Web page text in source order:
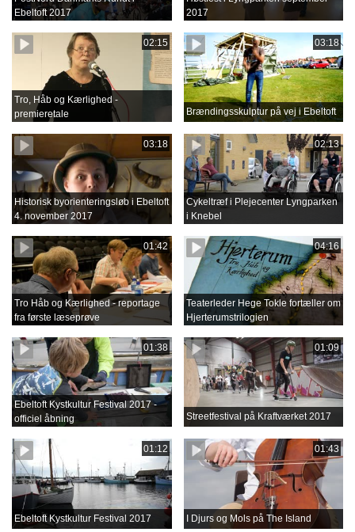
Ebeltoft 2017
2017
02:15
Tro, Håb og Kærlighed -
premieretale
03:18
Brændingsskulptur på vej i Ebeltoft
03:18
Historisk byorienteringsløb i Ebeltoft
4. november 2017
02:13
Cykeltræf i Plejecenter Lyngparken
i Knebel
01:42
Tro Håb og Kærlighed - reportage
fra første læseprøve
04:16
Teaterleder Hege Tokle fortæller om
Hjerterumstrilogien
01:38
Ebeltoft Kystkultur Festival 2017 -
officiel åbning
01:09
Streetfestival på Kraftværket 2017
01:12
Ebeltoft Kystkultur Festival 2017
01:43
I Djurs og Mols på The Island